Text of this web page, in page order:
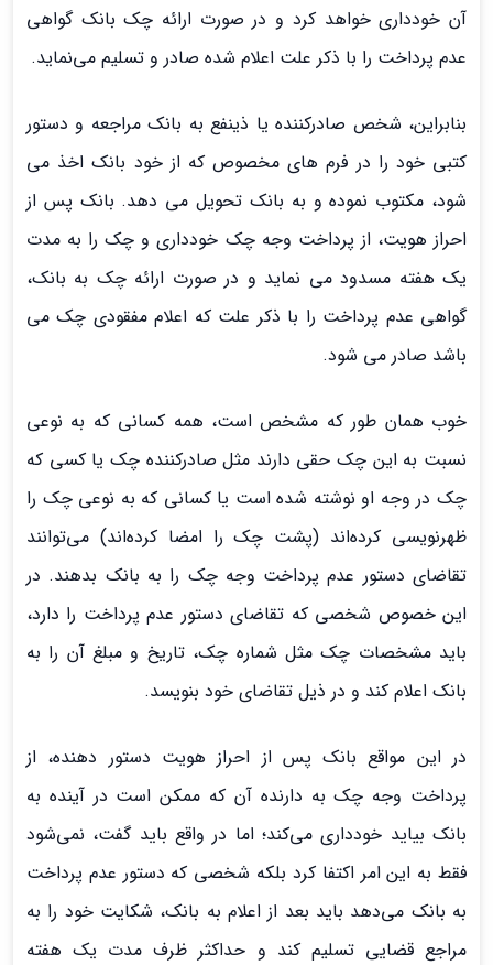
آن خودداری خواهد کرد و در صورت ارائه چک بانک گواهی
عدم پرداخت را با ذکر علت اعلام شده صادر و تسلیم می‌نماید.
بنابراین، شخص صادرکننده یا ذینفع به بانک مراجعه و دستور
کتبی خود را در فرم های مخصوص که از خود بانک اخذ می
شود، مکتوب نموده و به بانک تحویل می دهد. بانک پس از
احراز هویت، از پرداخت وجه چک خودداری و چک را به مدت
یک هفته مسدود می نماید و در صورت ارائه چک به بانک،
گواهی عدم پرداخت را با ذکر علت که اعلام مفقودی چک می
باشد صادر می شود.
خوب همان طور که مشخص است، همه کسانی که به نوعی
نسبت به این چک حقی دارند مثل صادرکننده چک یا کسی که
چک در وجه او نوشته شده است یا کسانی که به نوعی چک را
ظهرنویسی کرده‌اند (پشت چک را امضا کرده‌اند) می‌توانند
تقاضای دستور عدم پرداخت وجه چک را به بانک بدهند. در
این خصوص شخصی که تقاضای دستور عدم پرداخت را دارد،
باید مشخصات چک مثل شماره چک، تاریخ و مبلغ آن را به
بانک اعلام کند و در ذیل تقاضای خود بنویسد.
در این مواقع بانک پس از احراز هویت دستور دهنده، از
پرداخت وجه چک به دارنده آن که ممکن است در آینده به
بانک بیاید خودداری می‌کند؛ اما در واقع باید گفت، نمی‌شود
فقط به این امر اکتفا کرد بلکه شخصی که دستور عدم پرداخت
به بانک می‌دهد باید بعد از اعلام به بانک، شکایت خود را به
مراجع قضایی تسلیم کند و حداکثر ظرف مدت یک هفته